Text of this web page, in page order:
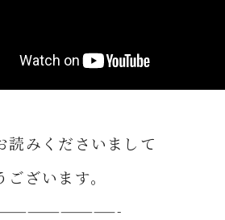
読みくださいまして
ざいます。